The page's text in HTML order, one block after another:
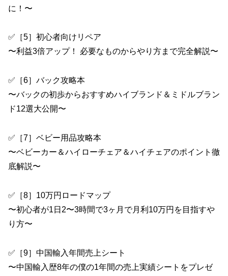
に！〜
✅［5］初心者向けリペア
〜利益3倍アップ！ 必要なものからやり方まで完全解説〜
✅［6］バック攻略本
〜バックの初歩からおすすめハイブランド＆ミドルブラン
ド12選大公開〜
✅［7］ベビー用品攻略本
〜ベビーカー＆ハイローチェア＆ハイチェアのポイント徹
底解説〜
✅［8］10万円ロードマップ
〜初心者が1日2〜3時間で3ヶ月で月利10万円を目指すや
り方〜
✅［9］中国輸入年間売上シート
〜中国輸入歴8年の僕の1年間の売上実績シートをプレゼ